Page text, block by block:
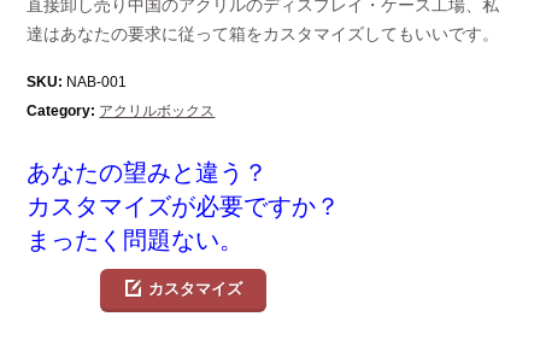
直接卸し売り中国のアクリルのディスプレイ・ケース工場、私
達はあなたの要求に従って箱をカスタマイズしてもいいです。
SKU: NAB-001
Category: アクリルボックス
あなたの望みと違う？
カスタマイズが必要ですか？
まったく問題ない。
カスタマイズ